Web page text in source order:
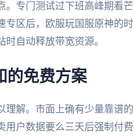
。专门测试过下班高峰期看
专区后，欧服玩国服原神的
时自动释放带宽资源。
的免费方案
理解。市面上确有少量靠谱的
户数据要么三天后强制付